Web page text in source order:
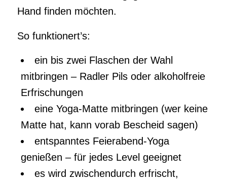
Hand finden möchten.
So funktionert’s:
ein bis zwei Flaschen der Wahl
mitbringen – Radler Pils oder alkoholfreie
Erfrischungen
eine Yoga-Matte mitbringen (wer keine
Matte hat, kann vorab Bescheid sagen)
entspanntes Feierabend-Yoga
genießen – für jedes Level geeignet
es wird zwischendurch erfrischt,